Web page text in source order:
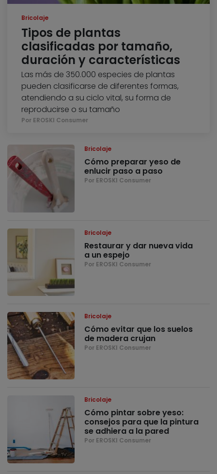
Bricolaje
Tipos de plantas
clasificadas por tamaño,
duración y características
Las más de 350.000 especies de plantas
pueden clasificarse de diferentes formas,
atendiendo a su ciclo vital, su forma de
reproducirse o su tamaño
Por EROSKI Consumer
Bricolaje
Cómo preparar yeso de
enlucir paso a paso
Por EROSKI Consumer
Bricolaje
Restaurar y dar nueva vida
a un espejo
Por EROSKI Consumer
Bricolaje
Cómo evitar que los suelos
de madera crujan
Por EROSKI Consumer
Bricolaje
Cómo pintar sobre yeso:
consejos para que la pintura
se adhiera a la pared
Por EROSKI Consumer